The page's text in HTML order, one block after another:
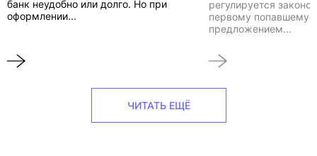
банк неудобно или долго. Но при
оформлении...
регулируется
первому
предложением...
ЧИТАТЬ ЕЩЁ